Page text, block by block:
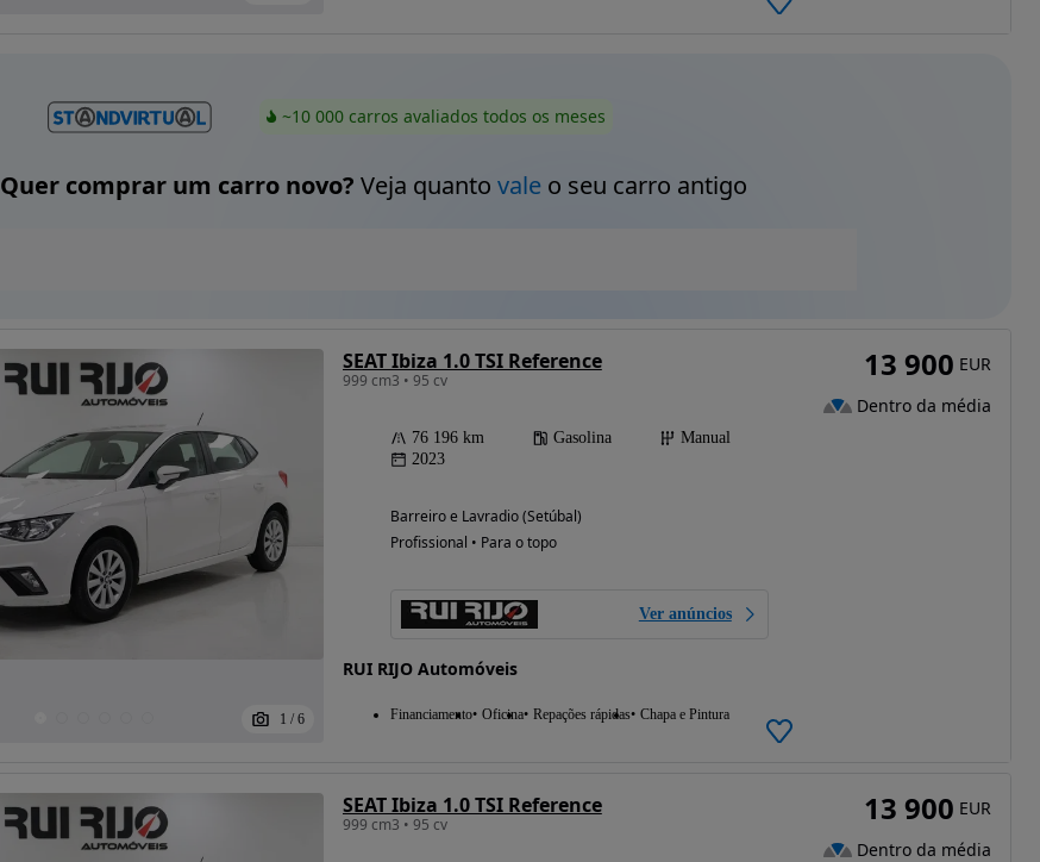
~10 000 carros avaliados todos os meses
Quer comprar um carro novo? Veja quanto valeo seu carro antigo
1 / 6
SEAT Ibiza 1.0 TSI Reference
999 cm3 • 95 cv
76 196 km Gasolina
Manual
2023
Barreiro e Lavradio (Setúbal)
Profissional • Para o topo
Ver anúncios
RUI RIJO Automóveis
Financiamento Oficina Repações rápidas Chapa e Pintura
13 900 EUR
Dentro da média
SEAT Ibiza 1.0 TSI Reference
999 cm3 • 95 cv 13 900 EUR
Dentro da média